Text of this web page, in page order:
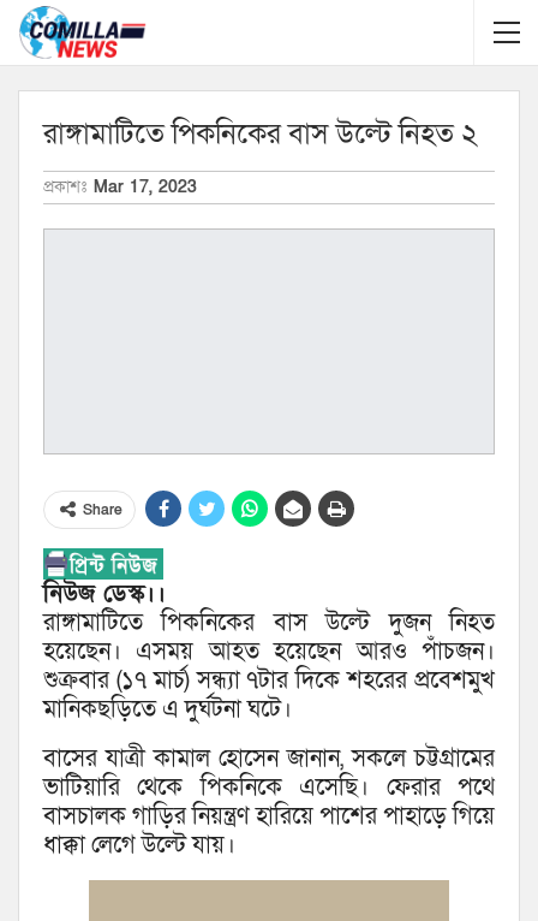
রাঙ্গামাটিতে পিকনিকের বাস উল্টে নিহত ২
প্রকাশঃ Mar 17, 2023
Share
নিউজ ডেস্ক।।
রাঙ্গামাটিতে পিকনিকের বাস উল্টে দুজন নিহত
হয়েছেন। এসময় আহত হয়েছেন আরও পাঁচজন।
শুক্রবার (১৭ মার্চ) সন্ধ্যা ৭টার দিকে শহরের প্রবেশমুখ
মানিকছড়িতে এ দুর্ঘটনা ঘটে।
বাসের যাত্রী কামাল হোসেন জানান, সকলে চট্টগ্রামের
ভাটিয়ারি থেকে পিকনিকে এসেছি। ফেরার পথে
বাসচালক গাড়ির নিয়ন্ত্রণ হারিয়ে পাশের পাহাড়ে গিয়ে
ধাক্কা লেগে উল্টে যায়।